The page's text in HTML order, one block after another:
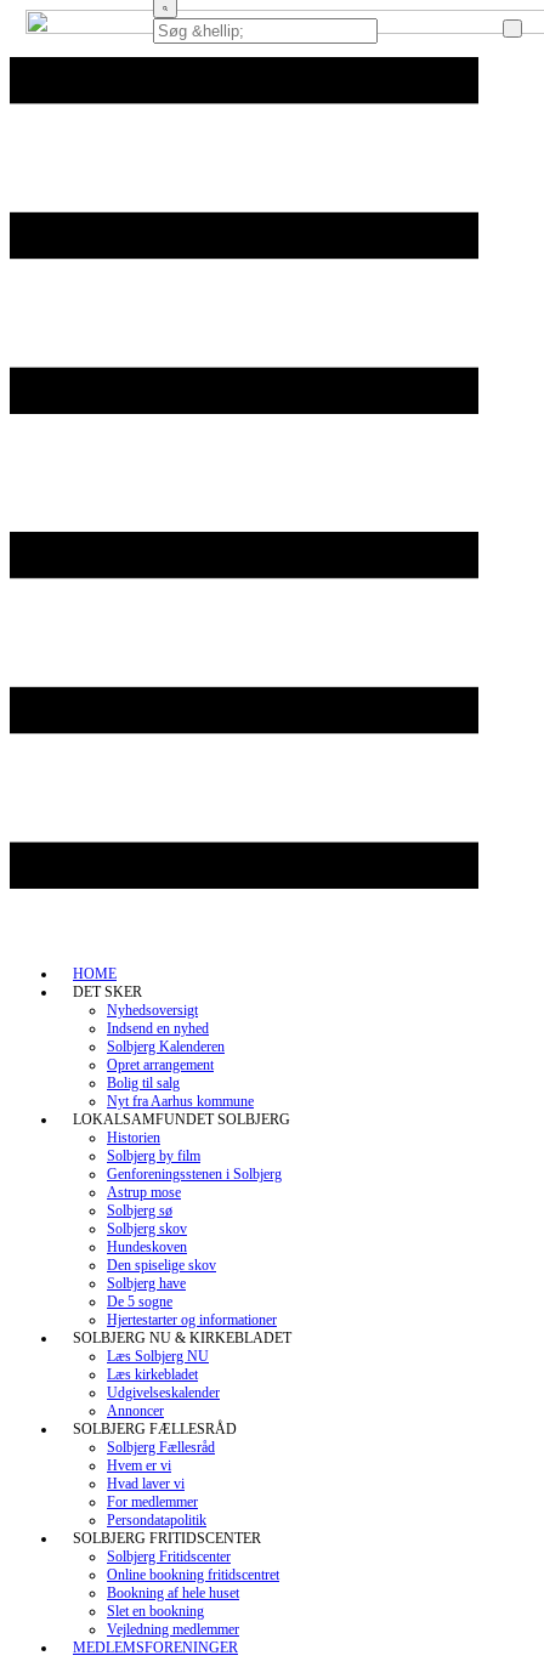
HOME
DET SKER
Nyhedsoversigt
Indsend en nyhed
Solbjerg Kalenderen
Opret arrangement
Bolig til salg
Nyt fra Aarhus kommune
LOKALSAMFUNDET SOLBJERG
Historien
Solbjerg by film
Genforeningsstenen i Solbjerg
Astrup mose
Solbjerg sø
Solbjerg skov
Hundeskoven
Den spiselige skov
Solbjerg have
De 5 sogne
Hjertestarter og informationer
SOLBJERG NU & KIRKEBLADET
Læs Solbjerg NU
Læs kirkebladet
Udgivelseskalender
Annoncer
SOLBJERG FÆLLESRÅD
Solbjerg Fællesråd
Hvem er vi
Hvad laver vi
For medlemmer
Persondatapolitik
SOLBJERG FRITIDSCENTER
Solbjerg Fritidscenter
Online bookning fritidscentret
Bookning af hele huset
Slet en bookning
Vejledning medlemmer
MEDLEMSFORENINGER